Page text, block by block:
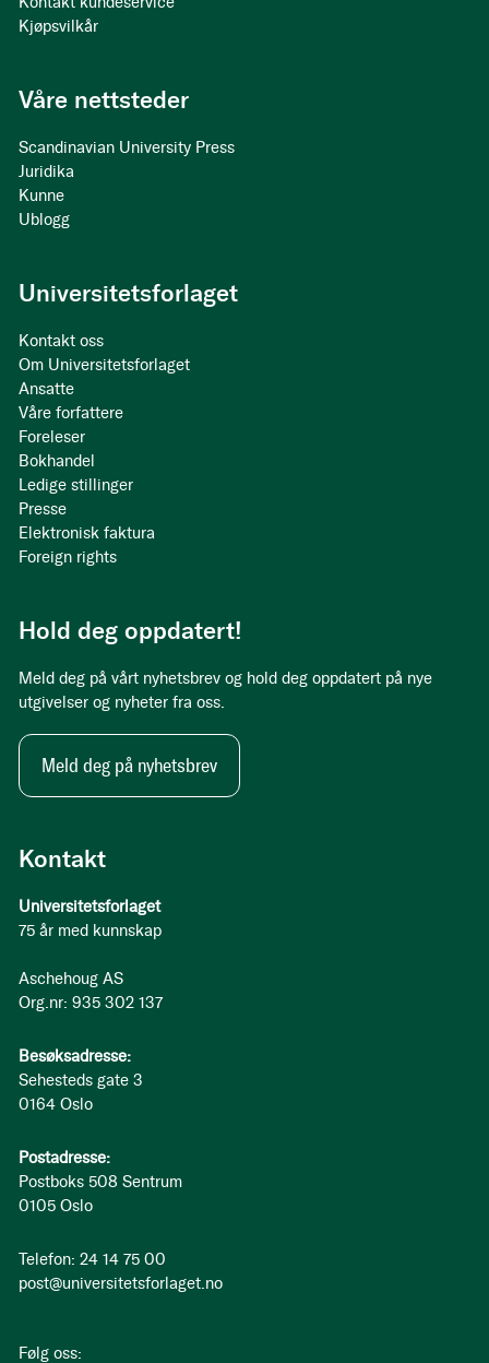
Kontakt
Universitetsforlaget
75 år med kunnskap
Aschehoug AS
Org.nr: 935 302 137
Besøksadresse:
Sehesteds gate 3
0164 Oslo
Postadresse:
Postboks 508 Sentrum
0105 Oslo
Telefon: 24 14 75 00
post@universitetsforlaget.no
Følg oss:
Kjøpsvilkår
Våre nettsteder
Scandinavian University Press
Juridika
Kunne
Ublogg
Universitetsforlaget
Kontakt oss
Om Universitetsforlaget
Ansatte
Våre forfattere
Foreleser
Bokhandel
Ledige stillinger
Presse
Elektronisk faktura
Foreign rights
Hold deg oppdatert!
Meld deg på vårt nyhetsbrev og hold deg oppdatert på nye
utgivelser og nyheter fra oss.
Meld deg på nyhetsbrev